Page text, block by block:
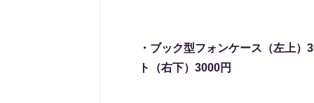
・ブック型フォンケース（左上
ト（右下）3000円